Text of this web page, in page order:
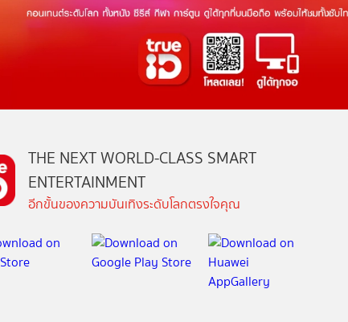
THE NEXT WORLD-CLASS SMART
ENTERTAINMENT
อีกขั้นของความบันเทิงระดับโลกตรงใจคุณ